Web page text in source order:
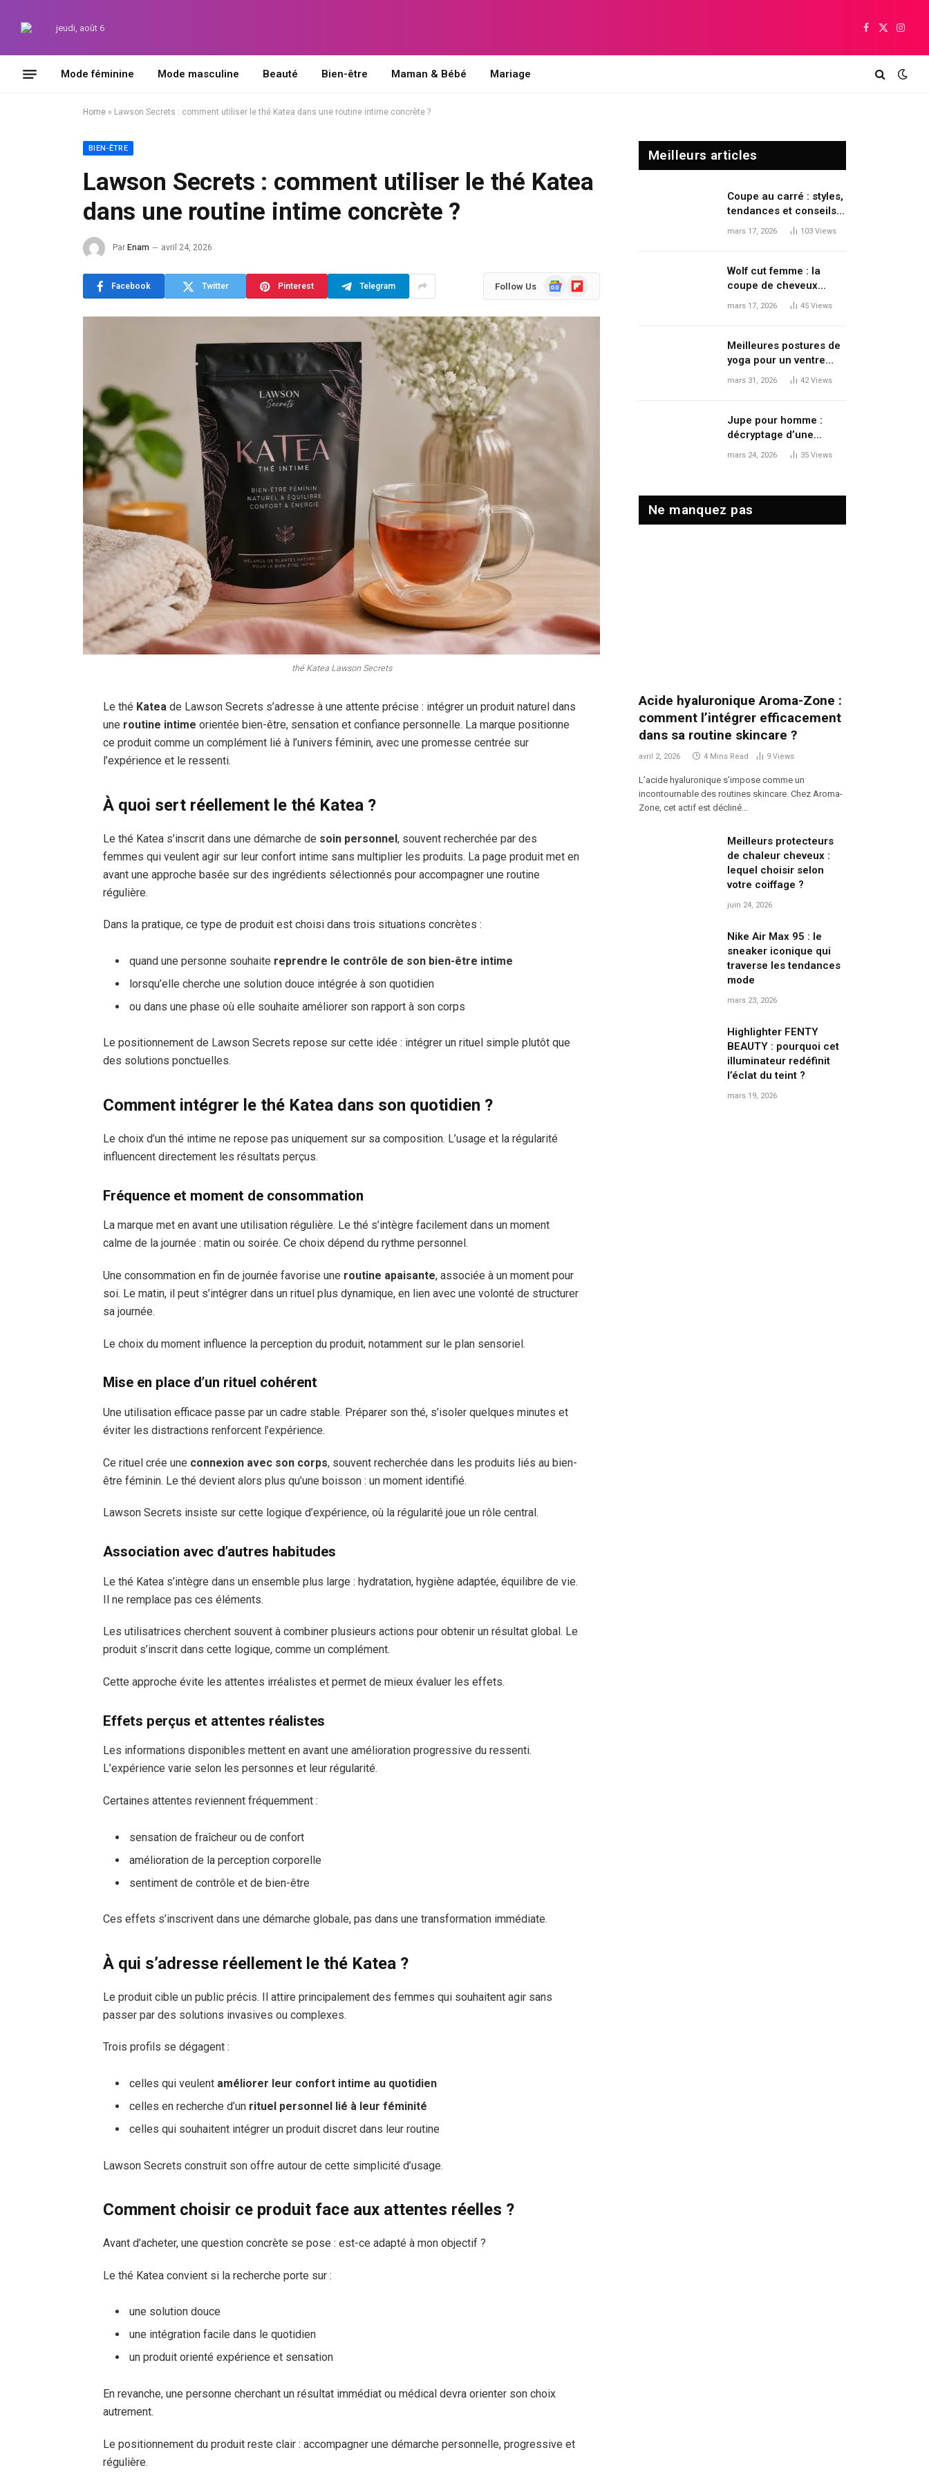
jeudi, août 6
Facebook
X
Mode féminine Mode masculine Beauté Bien-être Maman & Bébé Mariage
Home » Lawson Secrets : comment utiliser le thé Katea dans une routine intime concrète ?
BIEN-ÊTRE
Lawson Secrets : comment utiliser le thé Katea
dans une routine intime concrète ?
Par Enam avril 24, 2026
Facebook Twitter Pinterest Telegram Follow Us
GoogleFlipboard
thé Katea Lawson Secrets
Le thé Katea de Lawson Secrets s’adresse à une attente précise : intégrer un produit naturel dans
une routine intime orientée bien-être, sensation et confiance personnelle. La marque positionne
ce produit comme un complément lié à l’univers féminin, avec une promesse centrée sur
l’expérience et le ressenti.
À quoi sert réellement le thé Katea ?
Le thé Katea s’inscrit dans une démarche de soin personnel, souvent recherchée par des
femmes qui veulent agir sur leur confort intime sans multiplier les produits. La page produit met en
avant une approche basée sur des ingrédients sélectionnés pour accompagner une routine
régulière.
Dans la pratique, ce type de produit est choisi dans trois situations concrètes :
quand une personne souhaite reprendre le contrôle de son bien-être intime
lorsqu’elle cherche une solution douce intégrée à son quotidien
ou dans une phase où elle souhaite améliorer son rapport à son corps
Le positionnement de Lawson Secrets repose sur cette idée : intégrer un rituel simple plutôt que
des solutions ponctuelles.
Comment intégrer le thé Katea dans son quotidien ?
Le choix d’un thé intime ne repose pas uniquement sur sa composition. L’usage et la régularité
influencent directement les résultats perçus.
Fréquence et moment de consommation
La marque met en avant une utilisation régulière. Le thé s’intègre facilement dans un moment
calme de la journée : matin ou soirée. Ce choix dépend du rythme personnel.
Une consommation en fin de journée favorise une routine apaisante, associée à un moment pour
soi. Le matin, il peut s’intégrer dans un rituel plus dynamique, en lien avec une volonté de structurer
sa journée.
Le choix du moment influence la perception du produit, notamment sur le plan sensoriel.
Mise en place d’un rituel cohérent
Une utilisation efficace passe par un cadre stable. Préparer son thé, s’isoler quelques minutes et
éviter les distractions renforcent l’expérience.
Ce rituel crée une connexion avec son corps, souvent recherchée dans les produits liés au bien-
être féminin. Le thé devient alors plus qu’une boisson : un moment identifié.
Lawson Secrets insiste sur cette logique d’expérience, où la régularité joue un rôle central.
Association avec d’autres habitudes
Le thé Katea s’intègre dans un ensemble plus large : hydratation, hygiène adaptée, équilibre de vie.
Il ne remplace pas ces éléments.
Les utilisatrices cherchent souvent à combiner plusieurs actions pour obtenir un résultat global. Le
produit s’inscrit dans cette logique, comme un complément.
Cette approche évite les attentes irréalistes et permet de mieux évaluer les effets.
Effets perçus et attentes réalistes
Les informations disponibles mettent en avant une amélioration progressive du ressenti.
L’expérience varie selon les personnes et leur régularité.
Certaines attentes reviennent fréquemment :
sensation de fraîcheur ou de confort
amélioration de la perception corporelle
sentiment de contrôle et de bien-être
Ces effets s’inscrivent dans une démarche globale, pas dans une transformation immédiate.
À qui s’adresse réellement le thé Katea ?
Le produit cible un public précis. Il attire principalement des femmes qui souhaitent agir sans
passer par des solutions invasives ou complexes.
Trois profils se dégagent :
celles qui veulent améliorer leur confort intime au quotidien
celles en recherche d’un rituel personnel lié à leur féminité
celles qui souhaitent intégrer un produit discret dans leur routine
Lawson Secrets construit son offre autour de cette simplicité d’usage.
Comment choisir ce produit face aux attentes réelles ?
Avant d’acheter, une question concrète se pose : est-ce adapté à mon objectif ?
Le thé Katea convient si la recherche porte sur :
une solution douce
une intégration facile dans le quotidien
un produit orienté expérience et sensation
En revanche, une personne cherchant un résultat immédiat ou médical devra orienter son choix
autrement.
Le positionnement du produit reste clair : accompagner une démarche personnelle, progressive et
régulière.
Meilleurs articles
Coupe au carré : styles,
tendances et conseils
pour moderniser sa
mars 17, 2026 103 Views
Wolf cut femme : la
coupe de cheveux
tendance qui dynamise
mars 17, 2026 45 Views
Meilleures postures de
yoga pour un ventre
plat : tonifier, dégonfler
mars 31, 2026 42Views
Jupe pour homme :
décryptage d’une
tendance mode qui
mars 24, 2026 35 Views
Ne manquez pas
Acide hyaluronique Aroma-Zone :
comment l’intégrer efficacement
dans sa routine skincare ?
avril 2, 2026 4 Mins Read 9 Views
L’acide hyaluronique s’impose comme un
incontournable des routines skincare. Chez Aroma-
Zone, cet actif est décliné…
Meilleurs protecteurs
de chaleur cheveux :
lequel choisir selon
votre coiffage ?
juin 24, 2026
Nike Air Max 95 : le
sneaker iconique qui
traverse les tendances
mode
mars 23, 2026
Highlighter FENTY
BEAUTY : pourquoi cet
illuminateur redéfinit
l’éclat du teint ?
mars 19, 2026